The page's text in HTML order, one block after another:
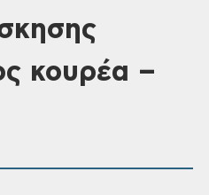
κουρέα –